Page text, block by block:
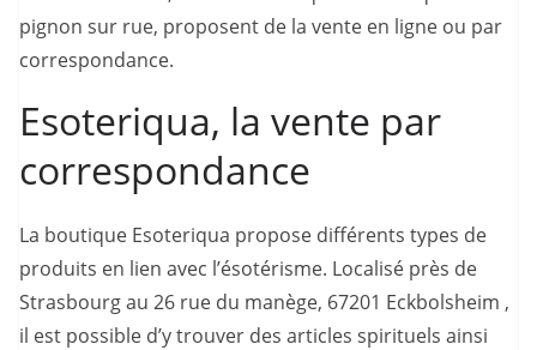
pignon sur rue, proposent de la vente en ligne ou par
correspondance.
Esoteriqua, la vente par
correspondance
La boutique Esoteriqua propose différents types de
produits en lien avec l’ésotérisme. Localisé près de
Strasbourg au 26 rue du manège, 67201 Eckbolsheim ,
il est possible d’y trouver des articles spirituels ainsi